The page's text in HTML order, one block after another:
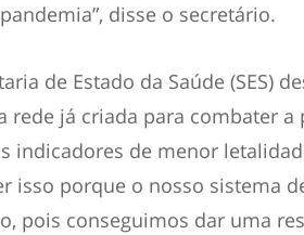
disse o secretário.
de Estado da Saúde (SES)
rede já criada para combater a
indicadores de menor
isso porque o nosso sistema
pois conseguimos dar uma